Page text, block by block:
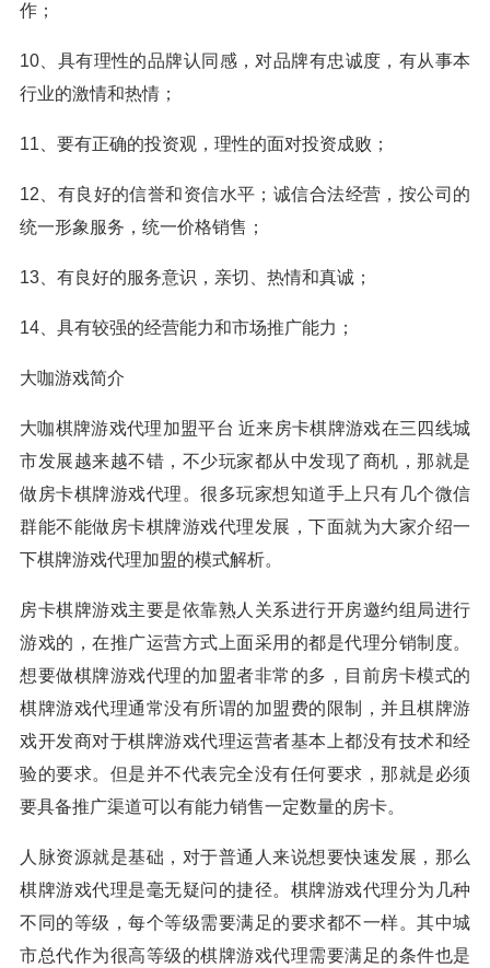
作；
10、具有理性的品牌认同感，对品牌有忠诚度，有从事本
行业的激情和热情；
11、要有正确的投资观，理性的面对投资成败；
12、有良好的信誉和资信水平；诚信合法经营，按公司的
统一形象服务，统一价格销售；
13、有良好的服务意识，亲切、热情和真诚；
14、具有较强的经营能力和市场推广能力；
大咖游戏简介
大咖棋牌游戏代理加盟平台 近来房卡棋牌游戏在三四线城
市发展越来越不错，不少玩家都从中发现了商机，那就是
做房卡棋牌游戏代理。很多玩家想知道手上只有几个微信
群能不能做房卡棋牌游戏代理发展，下面就为大家介绍一
下棋牌游戏代理加盟的模式解析。
房卡棋牌游戏主要是依靠熟人关系进行开房邀约组局进行
游戏的，在推广运营方式上面采用的都是代理分销制度。
想要做棋牌游戏代理的加盟者非常的多，目前房卡模式的
棋牌游戏代理通常没有所谓的加盟费的限制，并且棋牌游
戏开发商对于棋牌游戏代理运营者基本上都没有技术和经
验的要求。但是并不代表完全没有任何要求，那就是必须
要具备推广渠道可以有能力销售一定数量的房卡。
人脉资源就是基础，对于普通人来说想要快速发展，那么
棋牌游戏代理是毫无疑问的捷径。棋牌游戏代理分为几种
不同的等级，每个等级需要满足的要求都不一样。其中城
市总代作为很高等级的棋牌游戏代理需要满足的条件也是